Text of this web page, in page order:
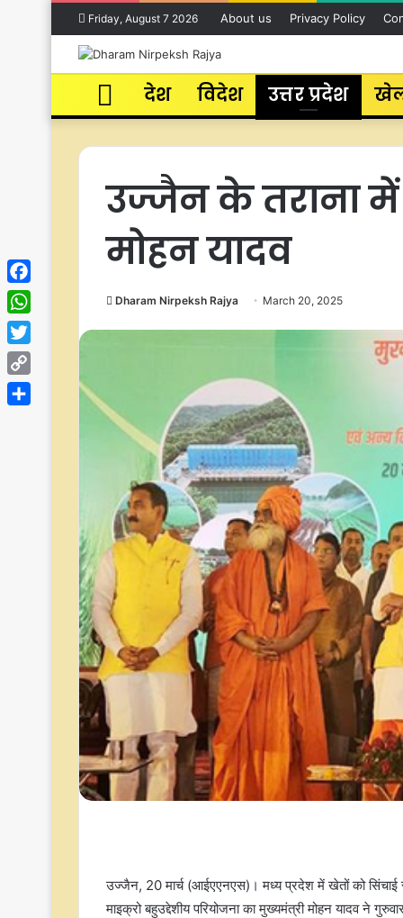
Friday, August 7 2026 About us Privacy Policy
Home
देश विदेश उत्तर प्रदेश
उज्जैन के तराना
मोहन यादव
Dharam Nirpeksh Rajya March 20, 2025
उज्जैन, 20 मार्च (आईएएनएस)। मध्य प्रदेश में खेतों को सिंचाई
माइक्रो बहुउद्देशीय परियोजना का मुख्यमंत्री मोहन यादव ने
Facebook
WhatsApp
Twitter
Copy
Link